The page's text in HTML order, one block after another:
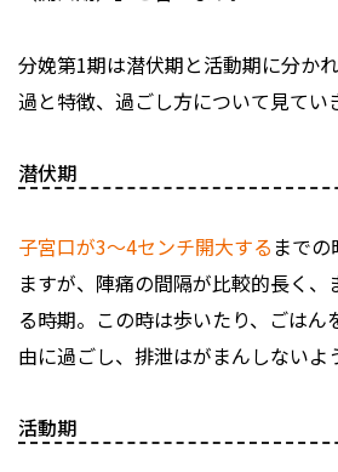
分娩第1期は潜伏期と活動期に分か
過と特徴、過ごし方について見てい
潜伏期
子宮口が3～4センチ開大する まで
ますが、陣痛の間隔が比較的長く
る時期。この時は歩いたり、ごはん
由に過ごし、排泄はがまんしないよ
活動期